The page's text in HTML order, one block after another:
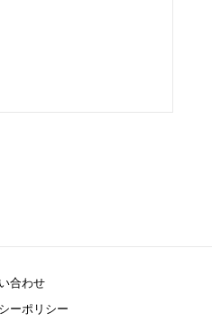
合わせ
ーポリシー